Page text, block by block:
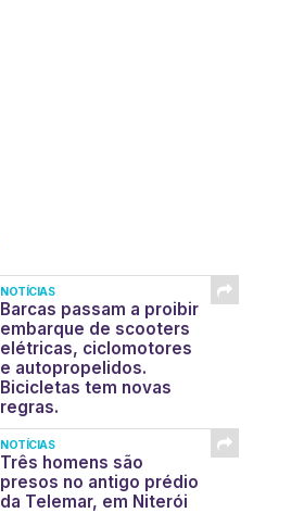
NOTÍCIAS
Barcas passam a proibir
embarque de scooters
elétricas, ciclomotores
e autopropelidos.
Bicicletas tem novas
regras.
NOTÍCIAS
Três homens são
presos no antigo prédio
da Telemar, em Niterói